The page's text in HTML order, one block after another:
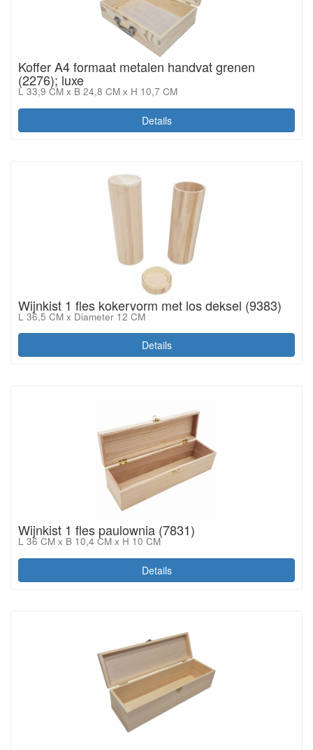
Koffer A4 formaat metalen handvat grenen
(2276); luxe
L 33,9 CM x B 24,8 CM x H 10,7 CM
Details
Wijnkist 1 fles kokervorm met los deksel (9383)
L 36,5 CM x Diameter 12 CM
Details
Wijnkist 1 fles paulownia (7831)
L 36 CM x B 10,4 CM x H 10 CM
Details